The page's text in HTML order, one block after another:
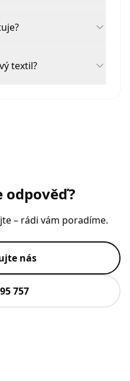
textil?
odpověď?
– rádi vám poradíme.
nás
757